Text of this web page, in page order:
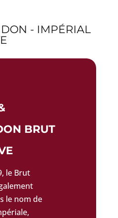
- IMPÉRIAL
BRUT
le Brut
le nom de